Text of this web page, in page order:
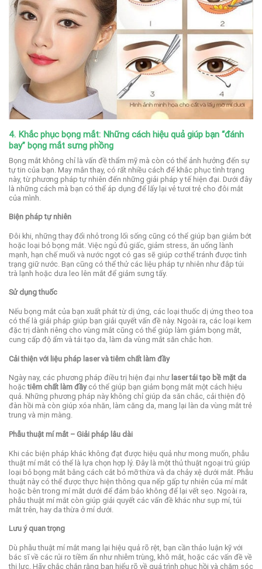
4. Khắc phục bọng mắt: Những cách hiệu quả giúp bạn “đánh
bay” bọng mắt sưng phồng
Bọng mắt không chỉ là vấn đề thẩm mỹ mà còn có thể ảnh hưởng đến sự
tự tin của bạn. May mắn thay, có rất nhiều cách để khắc phục tình trạng
này, từ phương pháp tự nhiên đến những giải pháp y tế hiện đại. Dưới đây
là những cách mà bạn có thể áp dụng để lấy lại vẻ tươi trẻ cho đôi mắt
của mình.
Biện pháp tự nhiên
Đôi khi, những thay đổi nhỏ trong lối sống cũng có thể giúp bạn giảm bớt
hoặc loại bỏ bọng mắt. Việc ngủ đủ giấc, giảm stress, ăn uống lành
mạnh, hạn chế muối và nước ngọt có gas sẽ giúp cơ thể tránh được tình
trạng giữ nước. Bạn cũng có thể thử các liệu pháp tự nhiên như đắp túi
trà lạnh hoặc dưa leo lên mắt để giảm sưng tấy.
Sử dụng thuốc
Nếu bọng mắt của bạn xuất phát từ dị ứng, các loại thuốc dị ứng theo toa
có thể là giải pháp giúp bạn giải quyết vấn đề này. Ngoài ra, các loại kem
đặc trị dành riêng cho vùng mắt cũng có thể giúp làm giảm bọng mắt,
cung cấp độ ẩm và tái tạo da, làm da vùng mắt săn chắc hơn.
Cải thiện với liệu pháp laser và tiêm chất làm đầy
Ngày nay, các phương pháp điều trị hiện đại như laser tái tạo bề mặt da
hoặctiêm chất làm đầycó thể giúp bạn giảm bọng mắt một cách hiệu
quả. Những phương pháp này không chỉ giúp da săn chắc, cải thiện độ
đàn hồi mà còn giúp xóa nhăn, làm căng da, mang lại làn da vùng mắt trẻ
trung và mịn màng.
Phẫu thuật mí mắt – Giải pháp lâu dài
Khi các biện pháp khác không đạt được hiệu quả như mong muốn, phẫu
thuật mí mắt có thể là lựa chọn hợp lý. Đây là một thủ thuật ngoại trú giúp
loại bỏ bọng mắt bằng cách cắt bỏ mỡ thừa và da chảy xệ dưới mắt. Phẫu
thuật này có thể được thực hiện thông qua nếp gấp tự nhiên của mí mắt
hoặc bên trong mí mắt dưới để đảm bảo không để lại vết sẹo. Ngoài ra,
phẫu thuật mí mắt còn giúp giải quyết các vấn đề khác như sụp mí, túi
mắt trên, hay da thừa ở mí dưới.
Lưu ý quan trọng
Dù phẫu thuật mí mắt mang lại hiệu quả rõ rệt, bạn cần thảo luận kỹ với
bác sĩ về các rủi ro tiềm ẩn như nhiễm trùng, khô mắt, hoặc các vấn đề về
thị lực. Hãy chắc chắn rằng bạn hiểu rõ về quá trình phục hồi và chăm sóc